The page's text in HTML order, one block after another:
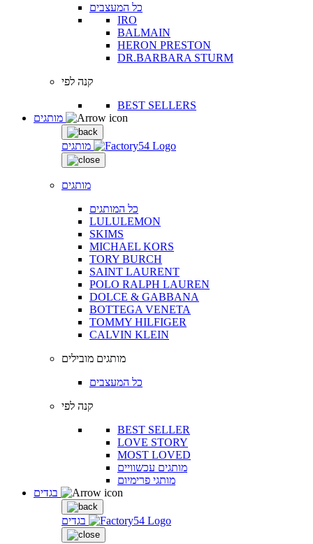
כל המעצבים
IRO
BALMAIN
HERON PRESTON
DR.BARBARA STURM
קנה לפי
BEST SELLERS
מותגים
מותגים
כל המותגים
LULULEMON
SKIMS
MICHAEL KORS
TORY BURCH
SAINT LAURENT
POLO RALPH LAUREN
DOLCE & GABBANA
BOTTEGA VENETA
TOMMY HILFIGER
CALVIN KLEIN
מותגים מובילים
כל המעצבים
קנה לפי
BEST SELLER
LOVE STORY
MOST LOVED
מותגים עכשוויים
מותגי פרימיום
בגדים